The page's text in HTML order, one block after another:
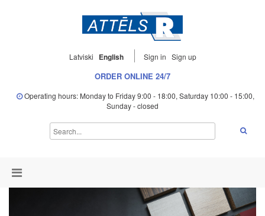
Latviski English Sign in Sign up
ORDER ONLINE 24/7
Operating hours: Monday to Friday 9:00 - 18:00, Saturday 10:00 - 15:00,
Sunday - closed